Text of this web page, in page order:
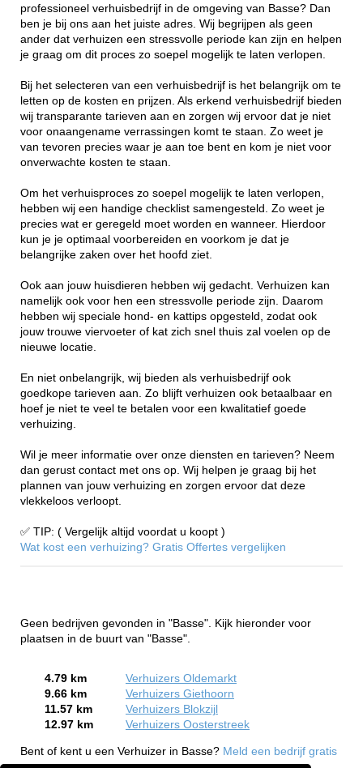
professioneel verhuisbedrijf in de omgeving van Basse? Dan
ben je bij ons aan het juiste adres. Wij begrijpen als geen
ander dat verhuizen een stressvolle periode kan zijn en helpen
je graag om dit proces zo soepel mogelijk te laten verlopen.
Bij het selecteren van een verhuisbedrijf is het belangrijk om te
letten op de kosten en prijzen. Als erkend verhuisbedrijf bieden
wij transparante tarieven aan en zorgen wij ervoor dat je niet
voor onaangename verrassingen komt te staan. Zo weet je
van tevoren precies waar je aan toe bent en kom je niet voor
onverwachte kosten te staan.
Om het verhuisproces zo soepel mogelijk te laten verlopen,
hebben wij een handige checklist samengesteld. Zo weet je
precies wat er geregeld moet worden en wanneer. Hierdoor
kun je je optimaal voorbereiden en voorkom je dat je
belangrijke zaken over het hoofd ziet.
Ook aan jouw huisdieren hebben wij gedacht. Verhuizen kan
namelijk ook voor hen een stressvolle periode zijn. Daarom
hebben wij speciale hond- en kattips opgesteld, zodat ook
jouw trouwe viervoeter of kat zich snel thuis zal voelen op de
nieuwe locatie.
En niet onbelangrijk, wij bieden als verhuisbedrijf ook
goedkope tarieven aan. Zo blijft verhuizen ook betaalbaar en
hoef je niet te veel te betalen voor een kwalitatief goede
verhuizing.
Wil je meer informatie over onze diensten en tarieven? Neem
dan gerust contact met ons op. Wij helpen je graag bij het
plannen van jouw verhuizing en zorgen ervoor dat deze
vlekkeloos verloopt.
✅ TIP: ( Vergelijk altijd voordat u koopt )
Wat kost een verhuizing? Gratis Offertes vergelijken
Geen bedrijven gevonden in "Basse". Kijk hieronder voor
plaatsen in de buurt van "Basse".
4.79 km
Verhuizers Oldemarkt
9.66 km
Verhuizers Giethoorn
11.57 km
Verhuizers Blokzijl
12.97 km
Verhuizers Oosterstreek
Bent of kent u een Verhuizer in Basse? Meld een bedrijf gratis